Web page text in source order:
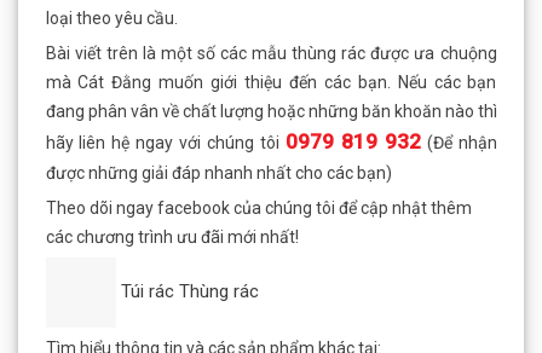
loại theo yêu cầu.
Bài viết trên là một số các mẫu thùng rác được ưa chuộng
mà Cát Đằng muốn giới thiệu đến các bạn. Nếu các bạn
đang phân vân về chất lượng hoặc những băn khoăn nào thì
hãy liên hệ ngay với chúng tôi 0979 819 932(Để nhận
được những giải đáp nhanh nhất cho các bạn)
Theo dõi ngay facebook của chúng tôi để cập nhật thêm
các chương trình ưu đãi mới nhất!
Túi rác Thùng rác
Tìm hiểu thông tin và các sản phẩm khác tại: